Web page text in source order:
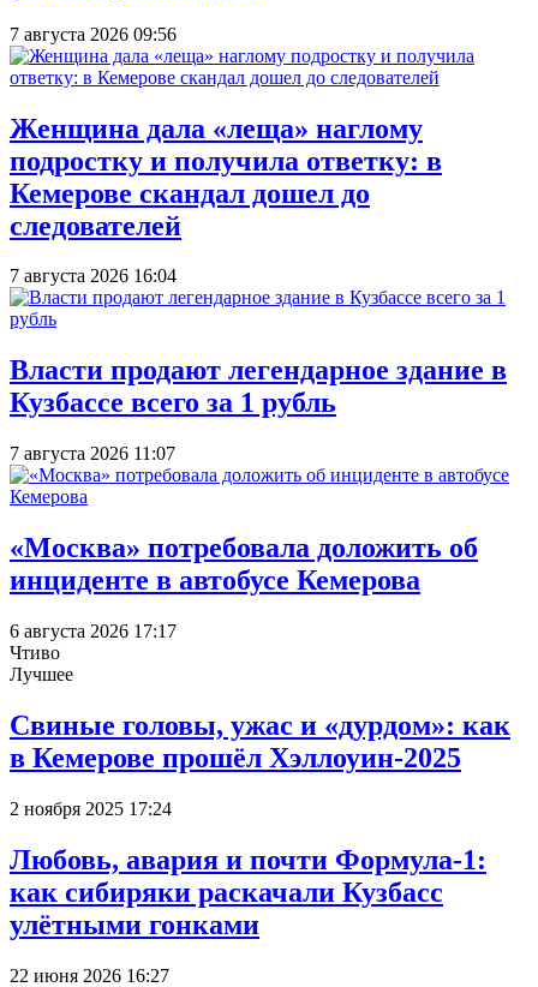
7 августа 2026 09:56
Женщина дала «леща» наглому
подростку и получила ответку: в
Кемерове скандал дошел до
следователей
7 августа 2026 16:04
Власти продают легендарное здание в
Кузбассе всего за 1 рубль
7 августа 2026 11:07
«Москва» потребовала доложить об
инциденте в автобусе Кемерова
6 августа 2026 17:17
Чтиво
Лучшее
Свиные головы, ужас и «дурдом»: как
в Кемерове прошёл Хэллоуин-2025
2 ноября 2025 17:24
Любовь, авария и почти Формула-1:
как сибиряки раскачали Кузбасс
улётными гонками
22 июня 2026 16:27